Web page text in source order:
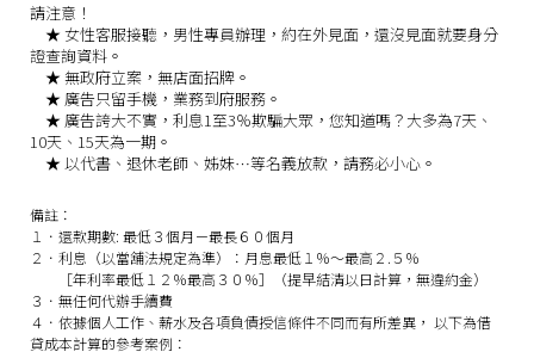
請注意！
★女性客服接聽，男性專員辦理，約在外見面，還沒見面就要身分
證查詢資料。
★無政府立案，無店面招牌。
★ 廣告只留手機，業務到府服務。
★ 廣告誇大不實，利息1至3％欺騙大眾，您知道嗎？大多為7天、
10天、15天為一期。
★以代書、退休老師、姊妹…等名義放款，請務必小心。
備註：
１．還款期數: 最低３個月－最長６０個月
２．利息（以當舖法規定為準）：月息最低１％～最高２.５％
［年利率最低１２％最高３０％］（提早結清以日計算，無違約金）
３．無任何代辦手續費
４．依據個人工作、薪水及各項負債授信條件不同而有所差異， 以下為借
貸成本計算的參考案例：